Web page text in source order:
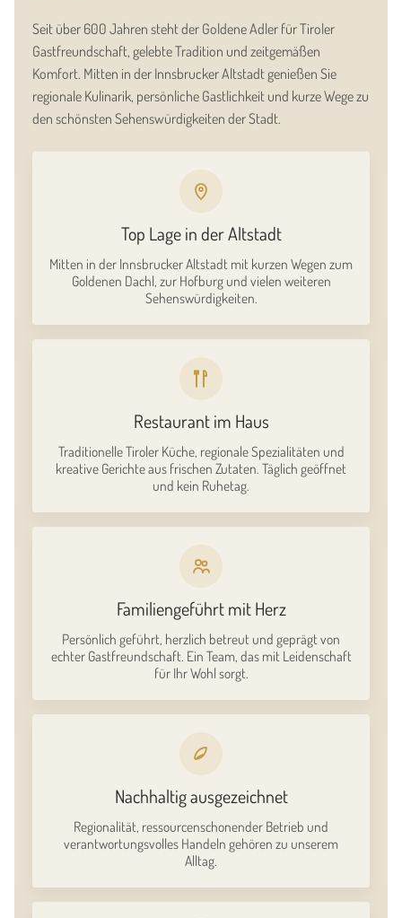
Seit über 600 Jahren steht der Goldene Adler für Tiroler
Gastfreundschaft, gelebte Tradition und zeitgemäßen
Komfort. Mitten in der Innsbrucker Altstadt genießen Sie
regionale Kulinarik, persönliche Gastlichkeit und kurze Wege zu
den schönsten Sehenswürdigkeiten der Stadt.
Top Lage in der Altstadt
Mitten in der Innsbrucker Altstadt mit kurzen Wegen zum
Goldenen Dachl, zur Hofburg und vielen weiteren
Sehenswürdigkeiten.
Restaurant im Haus
Traditionelle Tiroler Küche, regionale Spezialitäten und
kreative Gerichte aus frischen Zutaten. Täglich geöffnet
und kein Ruhetag.
Familiengeführt mit Herz
Persönlich geführt, herzlich betreut und geprägt von
echter Gastfreundschaft. Ein Team, das mit Leidenschaft
für Ihr Wohl sorgt.
Nachhaltig ausgezeichnet
Regionalität, ressourcenschonender Betrieb und
verantwortungsvolles Handeln gehören zu unserem
Alltag.